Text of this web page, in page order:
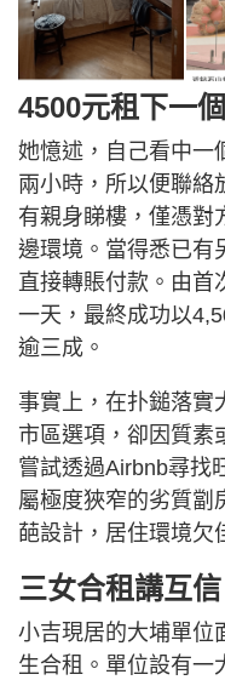
4500元租下一
她憶述，自己看中一
兩小時，所以便聯絡
有親身睇樓，僅憑對
邊環境。當得悉已有
直接轉賬付款。由首
一天，最終成功以
逾三成。
事實上，在扑鎚落實
市區選項，卻因質素
嘗試透過Airbnb尋找
屬極度狹窄的劣質劏
葩設計，居住環境欠
三女合租講互
小吉現居的大埔單位
生合租。單位設有一